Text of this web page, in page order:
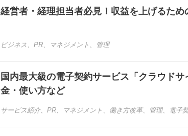
経営者・経理担当者必見！収益を上げるため
ビジネス 、 PR、 マネジメント 、 管理
国内最大級の電子契約サービス「クラウド
金・使い方など
サービス紹介、 PR、 マネジメント 、 働き方改革、 管理、 電子